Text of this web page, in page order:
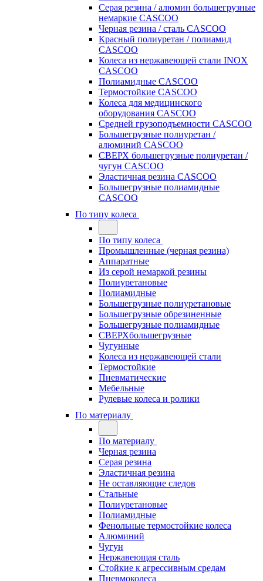
Серая резина / алюмин большегрузные
немаркие CASCOO
Черная резина / сталь CASCOO
Красный полиуретан / полиамид
CASCOO
Колеса из нержавеющей стали INOX
CASCOO
Полиамидные CASCOO
Термостойкие CASCOO
Колеса для медицинского
оборудования CASCOO
Средней грузоподъемности CASCOO
Большегрузные полиуретан /
алюминий CASCOO
СВЕРХ большегрузные полиуретан /
чугун CASCOO
Эластичная резина CASCOO
Большегрузные полиамидные
CASCOO
По типу колеса
По типу колеса
Промышленные (черная резина)
Аппаратные
Из серой немаркой резины
Полиуретановые
Полиамидные
Большегрузные полиуретановые
Большегрузные обрезиненные
Большегрузные полиамидные
СВЕРХбольшегрузные
Чугунные
Колеса из нержавеющей стали
Термостойкие
Пневматические
Мебельные
Рулевые колеса и ролики
По материалу
По материалу
Черная резина
Серая резина
Эластичная резина
Не оставляющие следов
Стальные
Полиуретановые
Полиамидные
Фенольные термостойкие колеса
Алюминий
Чугун
Нержавеющая сталь
Стойкие к агрессивным средам
Пневмоколеса